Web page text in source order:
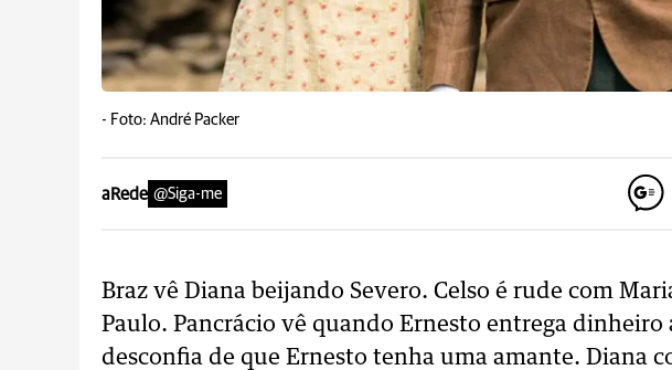
- Foto: André Packer
aRede @Siga-me
Braz vê Diana beijando Severo. Celso é rude com
Paulo. Pancrácio vê quando Ernesto entrega dinheiro
desconfia de que Ernesto tenha uma amante. Diana